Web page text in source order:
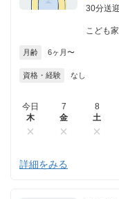
30分送迎
こども
月齢 6ヶ月〜
資格・経験 なし
今日
木
7
金
8
土
詳細をみる